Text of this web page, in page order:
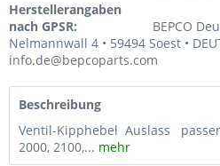
Herstellerangaben
nach GPSR:
BEPCO
Nelmannwall 4 • 59494 Soest •
info.de@bepcoparts.com
Beschreibung
Ventil-Kipphebel Auslass
2000, 2100,... mehr